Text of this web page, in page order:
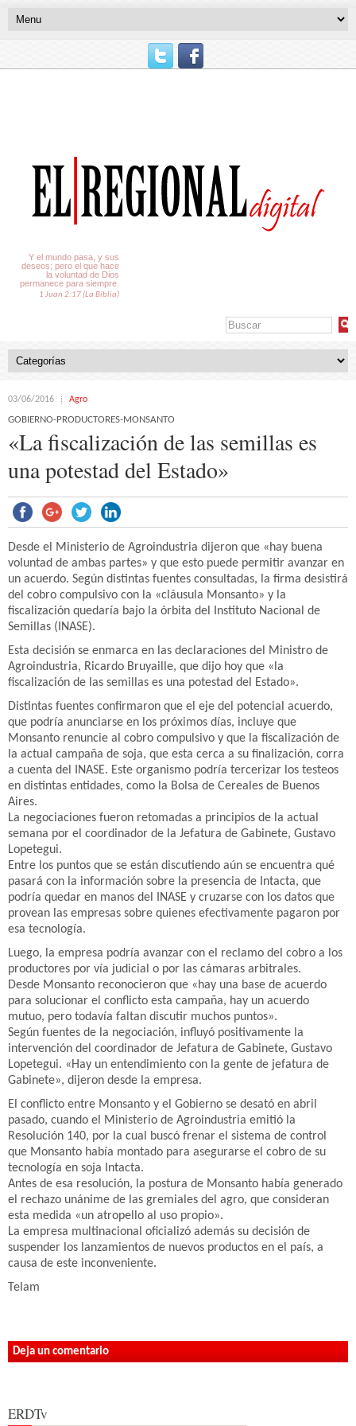
Y el mundo pasa, y sus
deseos; pero el que hace
la voluntad de Dios
permanece para siempre.
1 Juan 2:17 (La Biblia)
03/06/2016 Agro
GOBIERNO-PRODUCTORES-MONSANTO
«La fiscalización de las semillas es
una potestad del Estado»
Desde el Ministerio de Agroindustria dijeron que «hay buena
voluntad de ambas partes» y que esto puede permitir avanzar en
un acuerdo. Según distintas fuentes consultadas, la firma desistirá
del cobro compulsivo con la «cláusula Monsanto» y la
fiscalización quedaría bajo la órbita del Instituto Nacional de
Semillas (INASE).
Esta decisión se enmarca en las declaraciones del Ministro de
Agroindustria, Ricardo Bruyaille, que dijo hoy que «la
fiscalización de las semillas es una potestad del Estado».
Distintas fuentes confirmaron que el eje del potencial acuerdo,
que podría anunciarse en los próximos días, incluye que
Monsanto renuncie al cobro compulsivo y que la fiscalización de
la actual campaña de soja, que esta cerca a su finalización, corra
a cuenta del INASE. Este organismo podría tercerizar los testeos
en distintas entidades, como la Bolsa de Cereales de Buenos
Aires.
La negociaciones fueron retomadas a principios de la actual
semana por el coordinador de la Jefatura de Gabinete, Gustavo
Lopetegui.
Entre los puntos que se están discutiendo aún se encuentra qué
pasará con la información sobre la presencia de Intacta, que
podría quedar en manos del INASE y cruzarse con los datos que
provean las empresas sobre quienes efectivamente pagaron por
esa tecnología.
Luego, la empresa podría avanzar con el reclamo del cobro a los
productores por vía judicial o por las cámaras arbitrales.
Desde Monsanto reconocieron que «hay una base de acuerdo
para solucionar el conflicto esta campaña, hay un acuerdo
mutuo, pero todavía faltan discutir muchos puntos».
Según fuentes de la negociación, influyó positivamente la
intervención del coordinador de Jefatura de Gabinete, Gustavo
Lopetegui. «Hay un entendimiento con la gente de jefatura de
Gabinete», dijeron desde la empresa.
El conflicto entre Monsanto y el Gobierno se desató en abril
pasado, cuando el Ministerio de Agroindustria emitió la
Resolución 140, por la cual buscó frenar el sistema de control
que Monsanto había montado para asegurarse el cobro de su
tecnología en soja Intacta.
Antes de esa resolución, la postura de Monsanto había generado
el rechazo unánime de las gremiales del agro, que consideran
esta medida «un atropello al uso propio».
La empresa multinacional oficializó además su decisión de
suspender los lanzamientos de nuevos productos en el país, a
causa de este inconveniente.
Telam
Deja un comentario
ERDTv